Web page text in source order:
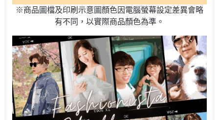
※商品圖檔及印刷示意圖顏色因電腦螢幕設定差異會略
有不同，以實際商品顏色為準。